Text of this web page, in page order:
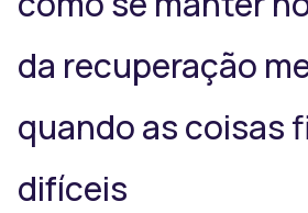
da recuperação
quando as coisas
difíceis